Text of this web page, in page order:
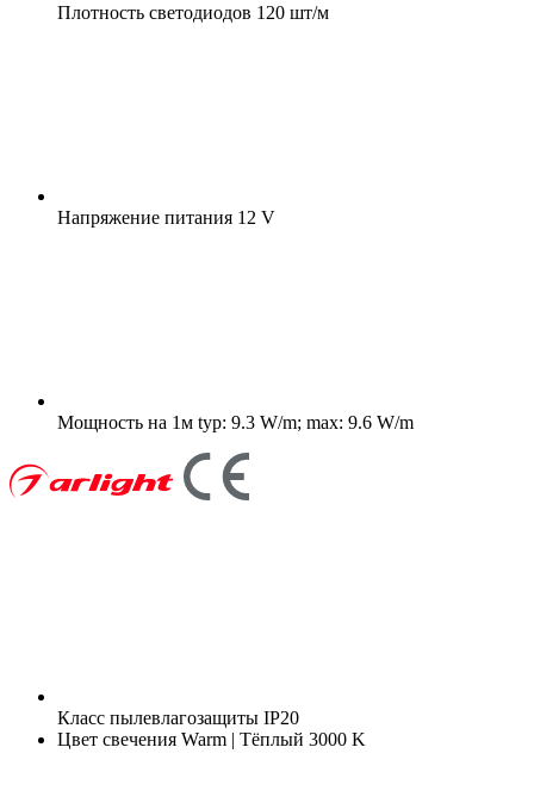
Плотность светодиодов 120 шт/м
Напряжение питания 12 V
Мощность на 1м typ: 9.3 W/m; max: 9.6 W/m
Класс пылевлагозащиты IP20
Цвет свечения Warm | Тёплый 3000 K